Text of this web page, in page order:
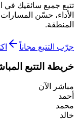
تتبع جميع سائقيك
الأداء، حسّن
المنطقة.
جرّب التتبع مجاناً
خريطة التتبع
مباشر الآن
أحمد
محمد
خالد